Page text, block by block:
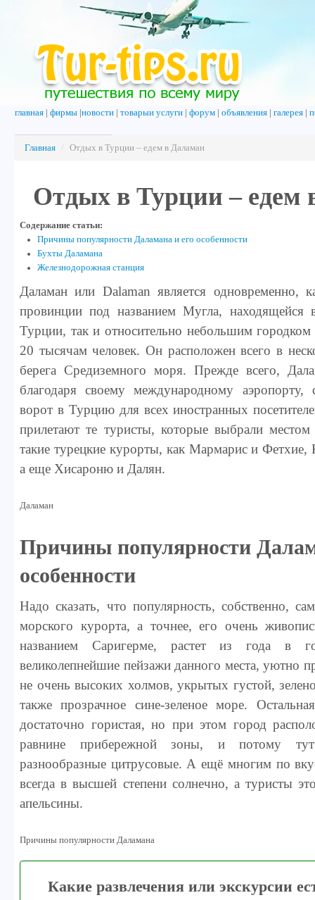
главная фирмы новости товарыи услуги форум объявления галерея
Главная / Отдых в Турции – едем в Даламан
Отдых в Турции – едем
Содержание статьи:
Причины популярности Даламана и его особенности
Бухты Даламана
Железнодорожная станция
Даламан или Dalaman является одновременно,
провинции под названием Мугла, находящейся
Турции, так и относительно небольшим
20 тысячам человек. Он расположен всего в
берега Средиземного моря. Прежде всего,
благодаря своему международному
ворот в Турцию для всех иностранных
прилетают те туристы, которые выбрали местом
такие турецкие курорты, как Мармарис и
а еще Хисароню и Далян.
Даламан
Причины популярности
особенности
Надо сказать, что популярность, собственно,
морского курорта, а точнее, его очень
названием Саригерме, растет из года в
великолепнейшие пейзажи данного места, уютно
не очень высоких холмов, укрытых густой,
также прозрачное сине-зеленое море.
достаточно гористая, но при этом город
равнине прибережной зоны, и потому
разнообразные цитрусовые. А ещё многим по
всегда в высшей степени солнечно, а туристы
апельсины.
Причины популярности Даламана
Какие развлечения или экскурсии